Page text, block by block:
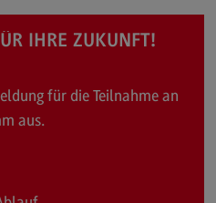
IHRE ZUKUNFT!
für die Teilnahme an
aus.